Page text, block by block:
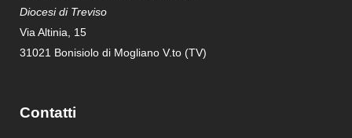
Diocesi di Treviso
Via Altinia, 15
31021 Bonisiolo di Mogliano V.to (TV)
Contatti